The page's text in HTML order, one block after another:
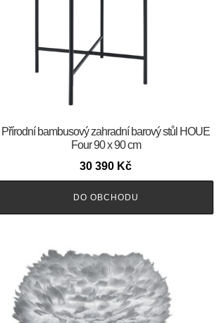
Přírodní bambusový zahradní barový stůl HOUE
Four 90 x 90 cm
30 390 Kč
DO OBCHODU